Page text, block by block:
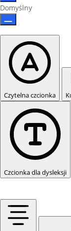
Domyślny
Czytelna czcionka
Czcionka dla dysleksji